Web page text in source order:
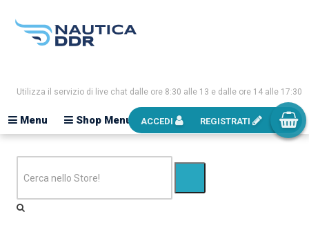
Utilizza il servizio di live chat dalle ore 8:30 alle 13 e dalle ore 14 alle 17:30
Shop Menu
Menu ACCEDI REGISTRATI